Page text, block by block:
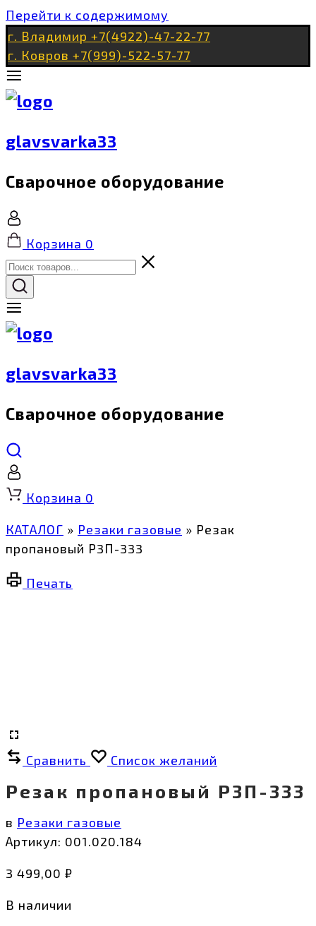
Перейти к содержимому
г. Владимир +7(4922)-47-22-77
г. Ковров +7(999)-522-57-77
glavsvarka33
Сварочное оборудование
Корзина 0
glavsvarka33
Сварочное оборудование
Корзина 0
КАТАЛОГ » Резаки газовые » Резак
пропановый Р3П-333
Печать
Сравнить Список желаний
Резак пропановый Р3П-333
в Резаки газовые
Артикул: 001.020.184
3 499,00 ₽
В наличии